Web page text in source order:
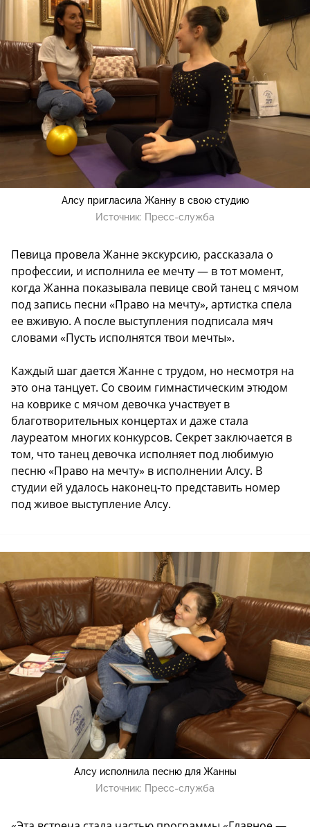
Алсу пригласила Жанну в свою студию
Источник: Пресс-служба
Певица провела Жанне экскурсию, рассказала о
профессии, и исполнила ее мечту — в тот момент,
когда Жанна показывала певице свой танец с мячом
под запись песни «Право на мечту», артистка спела
ее вживую. А после выступления подписала мяч
словами «Пусть исполнятся твои мечты».
Каждый шаг дается Жанне с трудом, но несмотря на
это она танцует. Со своим гимнастическим этюдом
на коврике с мячом девочка участвует в
благотворительных концертах и даже стала
лауреатом многих конкурсов. Секрет заключается в
том, что танец девочка исполняет под любимую
песню «Право на мечту» в исполнении Алсу. В
студии ей удалось наконец-то представить номер
под живое выступление Алсу.
Алсу исполнила песню для Жанны
Источник: Пресс-служба